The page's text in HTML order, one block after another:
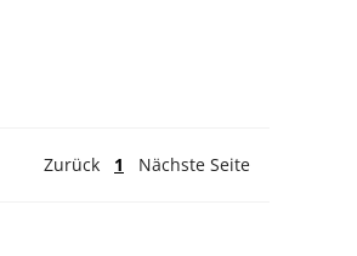
Zurück 1 Nächste Seite